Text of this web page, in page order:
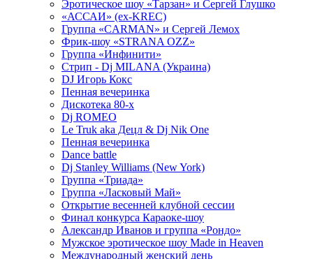
Эротическое шоу «Тарзан» и Сергей Глушко
«АССАИ» (ex-KREC)
Группа «CARMAN» и Сергей Лемох
Фрик-шоу «STRANA OZZ»
Группа «Инфинити»
Стрип - Dj MILANA (Украина)
DJ Игорь Кокс
Пенная вечеринка
Дискотека 80-х
Dj ROMEO
Le Truk aka Децл & Dj Nik One
Пенная вечеринка
Dance battle
Dj Stanley Williams (New York)
Группа «Триада»
Группа «Ласковый Май»
Открытие весенней клубной сессии
Финал конкурса Караоке-шоу
Александр Иванов и группа «Рондо»
Мужское эротическое шоу Made in Heaven
Международный женский день